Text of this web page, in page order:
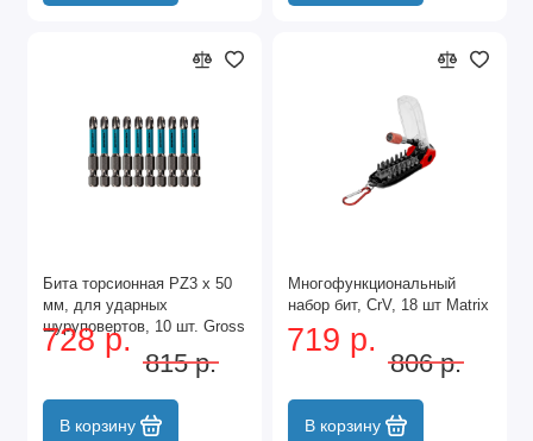
Бита торсионная PZ3 x 50
мм, для ударных
шуруповертов, 10 шт. Gross
728 р.
815 р.
В корзину
Многофункциональный
набор бит, CrV, 18 шт Matrix
719 р.
806 р.
В корзину